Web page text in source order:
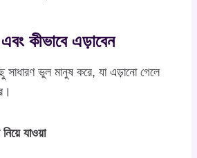
কীভাবে এড়াবেন
সাধারণ ভুল মানুষ করে, যা এড়ানো গেলে
যাওয়া